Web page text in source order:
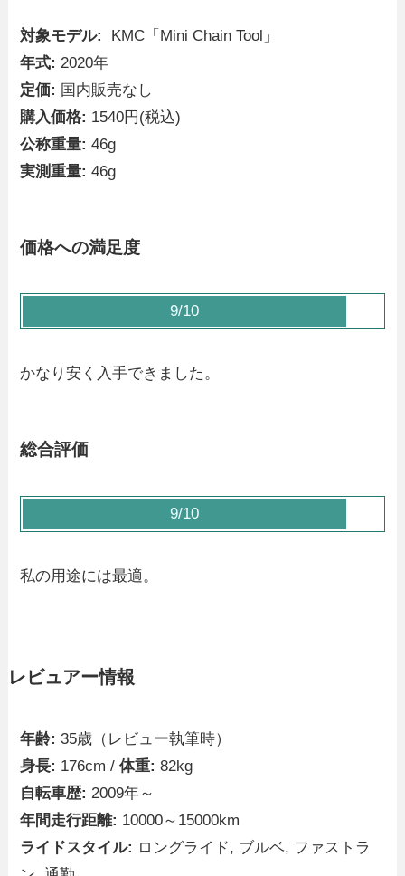
対象モデル:
KMC「Mini Chain Tool」
年式: 2020年
定価: 国内販売なし
購入価格: 1540円(税込)
公称重量: 46g
実測重量: 46g
価格への満足度
9/10
かなり安く入手できました。
総合評価
9/10
私の用途には最適。
レビュアー情報
年齢: 35歳（レビュー執筆時）
身長: 176cm /体重: 82kg
自転車歴: 2009年～
年間走行距離: 10000～15000km
ライドスタイル: ロングライド, ブルベ, ファストラ